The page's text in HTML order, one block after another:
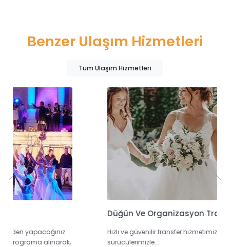
Benzer Ulaşım Hizmetleri
Tüm Ulaşım Hizmetleri
Düğün Ve Organizasyon Transfer Hizmeti
Hızlı ve güvenilir transfer hizmetimizde, profesyonel
sürücülerimizle...